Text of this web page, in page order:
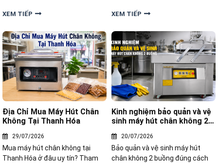
sử dụng.
XEM TIẾP
chọn sản phẩm đáng mua.
XEM TIẾP
Địa Chỉ Mua Máy Hút Chân
Không Tại Thanh Hóa
29/07/2026
Mua máy hút chân không tại
Thanh Hóa ở đâu uy tín? Tham
Kinh nghiệm bảo quản và vệ
sinh máy hút chân không 2
20/07/2026
Bảo quản và vệ sinh máy hút
chân không 2 buồng đúng cách